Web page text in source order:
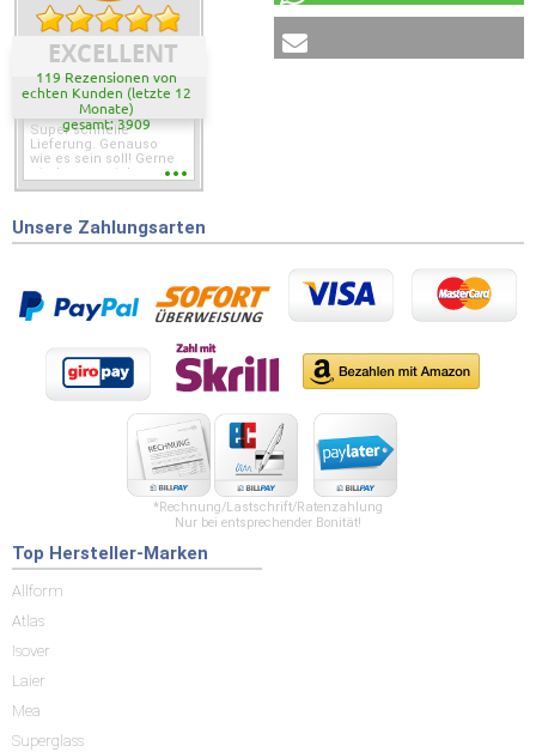
EXCELLENT
119 Rezensionen von
echten Kunden (letzte 12
Monate)
gesamt: 3909
Super schnelle
Lieferung. Genauso
wie es sein soll! Gerne
wieder wenn ich was
Unsere Zahlungsarten
*Rechnung/Lastschrift/Ratenzahlung
Nur bei entsprechender Bonität!
Top Hersteller-Marken
Allform
Atlas
Isover
Laier
Mea
Superglass